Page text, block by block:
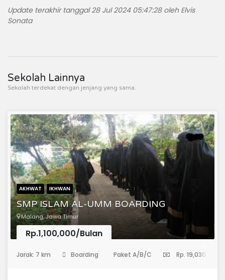
Update terakhir tanggal 28 Jul 2024 05:47:28 oleh Elvis
Sonata
Sekolah Lainnya
Sekolah terdekat dengan jenjang yang sama.
AKHWAT IKHWAN
SMP ISLAM AL-UMM BOARDING
Malang, Jawa Timur
Rp.1,100,000/Bulan
Jarak: 7 km Boarding Paket A/B/C Rp. 19,030,000